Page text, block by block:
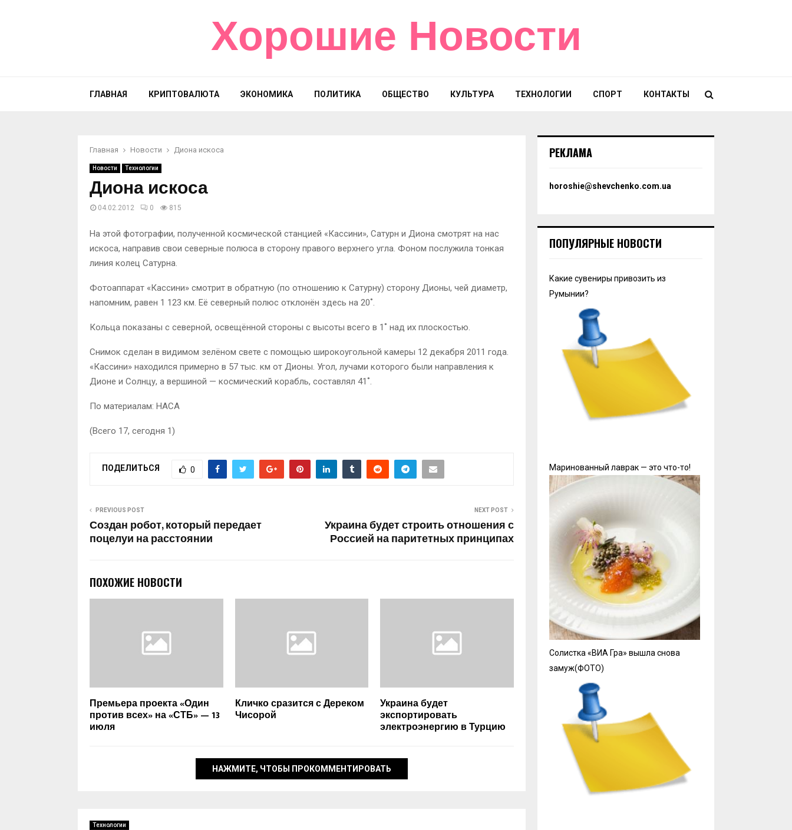
Хорошие Новости
ГЛАВНАЯ КРИПТОВАЛЮТА ЭКОНОМИКА ПОЛИТИКА ОБЩЕСТВО КУЛЬТУРА ТЕХНОЛОГИИ СПОРТ КОНТАКТЫ
Главная Новости Диона искоса
Новости Технологии
Диона искоса
04.02.2012 0 815
На этой фотографии, полученной космической станцией «Кассини», Сатурн и Диона смотрят на нас
искоса, направив свои северные полюса в сторону правого верхнего угла. Фоном послужила тонкая
линия колец Сатурна.
Фотоаппарат «Кассини» смотрит в обратную (по отношению к Сатурну) сторону Дионы, чей диаметр,
напомним, равен 1 123 км. Её северный полюс отклонён здесь на 20˚.
Кольца показаны с северной, освещённой стороны с высоты всего в 1˚ над их плоскостью.
Снимок сделан в видимом зелёном свете с помощью широкоугольной камеры 12 декабря 2011 года.
«Кассини» находился примерно в 57 тыс. км от Дионы. Угол, лучами которого были направления к
Дионе и Солнцу, а вершиной — космический корабль, составлял 41˚.
По материалам: НАСА
(Всего 17, сегодня 1)
ПОДЕЛИТЬСЯ 0
PREVIOUS POST
Создан робот, который передает
поцелуи на расстоянии
NEXT POST
Украина будет строить отношения с
Россией на паритетных принципах
ПОХОЖИЕ НОВОСТИ
Премьера проекта «Один
против всех» на «СТБ» — 13
июля
Кличко сразится с Дереком
Чисорой
Украина будет
экспортировать
электроэнергию в Турцию
НАЖМИТЕ, ЧТОБЫ ПРОКОММЕНТИРОВАТЬ
Технологии
РЕКЛАМА
horoshie@shevchenko.com.ua
ПОПУЛЯРНЫЕ НОВОСТИ
Какие сувениры привозить из
Румынии?
Маринованный лаврак — это что-то!
Солистка «ВИА Гра» вышла снова
замуж(ФОТО)